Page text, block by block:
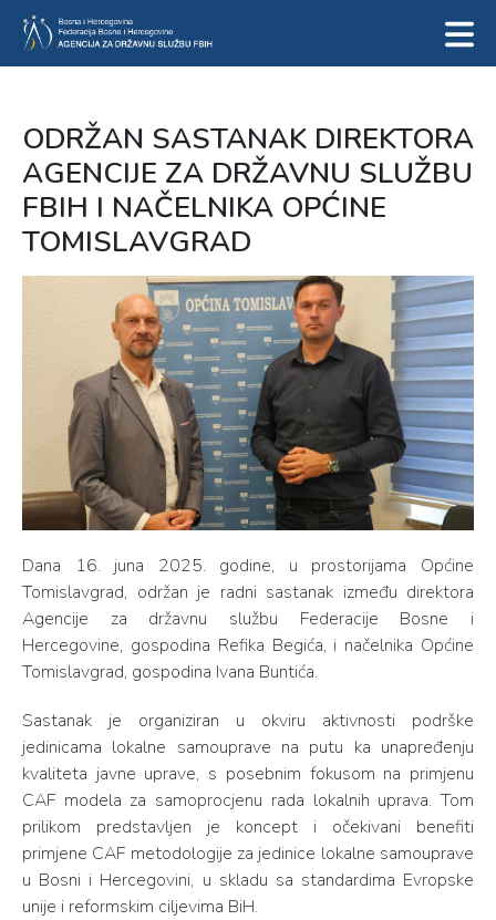
ODRŽAN SASTANAK DIREKTORA
AGENCIJE ZA DRŽAVNU SLUŽBU
FBIH I NAČELNIKA OPĆINE
TOMISLAVGRAD
Dana 16. juna 2025. godine, u prostorijama Općine
Tomislavgrad, održan je radni sastanak između direktora
Agencije za državnu službu Federacije Bosne i
Hercegovine, gospodina Refika Begića, i načelnika Općine
Tomislavgrad, gospodina Ivana Buntića.
Sastanak je organiziran u okviru aktivnosti podrške
jedinicama lokalne samouprave na putu ka unapređenju
kvaliteta javne uprave, s posebnim fokusom na primjenu
CAF modela za samoprocjenu rada lokalnih uprava. Tom
prilikom predstavljen je koncept i očekivani benefiti
primjene CAF metodologije za jedinice lokalne samouprave
u Bosni i Hercegovini, u skladu sa standardima Evropske
unije i reformskim ciljevima BiH.